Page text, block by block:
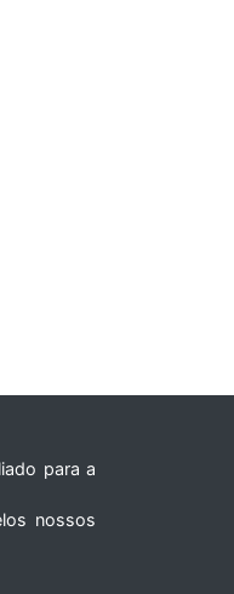
para a
nossos